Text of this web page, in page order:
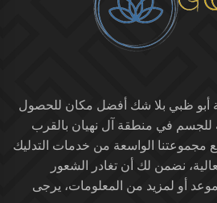
أبو ظبي بلا شك أفضل مكان للحصول
للجسم في منطقة آل نهيان بالقرب
الواسعة من خدمات التدليك
نضمن لك أن تغادر الشعور
موعد أو لمزيد من المعلومات، يرجى